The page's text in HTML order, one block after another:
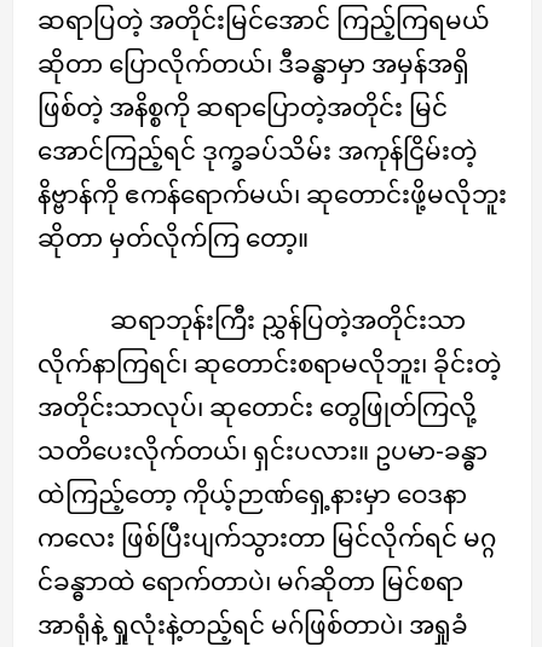
ဆရာပြတဲ့ အတိုင်းမြင်အောင် ကြည့်ကြရမယ်
ဆိုတာ ပြောလိုက်တယ်၊ ဒီခန္ဓာမှာ အမှန်အရှိ
ဖြစ်တဲ့ အနိစ္စကို ဆရာပြောတဲ့အတိုင်း မြင်
အောင်ကြည့်ရင် ဒုက္ခခပ်သိမ်း အကုန်ငြိမ်းတဲ့
နိဗ္ဗာန်ကို ဧကန်ရောက်မယ်၊ ဆုတောင်းဖို့မလိုဘူး
ဆိုတာ မှတ်လိုက်ကြ တော့။
ဆရာဘုန်းကြီး ညွှန်ပြတဲ့အတိုင်းသာ
လိုက်နာကြရင်၊ ဆုတောင်းစရာမလိုဘူး၊ ခိုင်းတဲ့
အတိုင်းသာလုပ်၊ ဆုတောင်း တွေဖြုတ်ကြလို့
သတိပေးလိုက်တယ်၊ ရှင်းပလား။ ဥပမာ-ခန္ဓာ
ထဲကြည့်တော့ ကိုယ့်ဉာဏ်ရှေ့နားမှာ ဝေဒနာ
ကလေး ဖြစ်ပြီးပျက်သွားတာ မြင်လိုက်ရင် မဂ္ဂ
င်ခန္ဓာာထဲ ရောက်တာပဲ၊ မဂ်ဆိုတာ မြင်စရာ
အာရုံနဲ့ ရှုလုံးနဲ့တည့်ရင် မဂ်ဖြစ်တာပဲ၊ အရှုခံ